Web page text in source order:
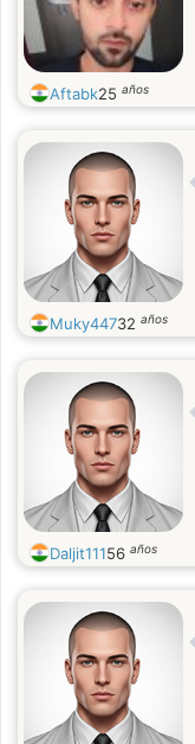
Aftabk25 años
Muky44732 años
Daljit11156 años